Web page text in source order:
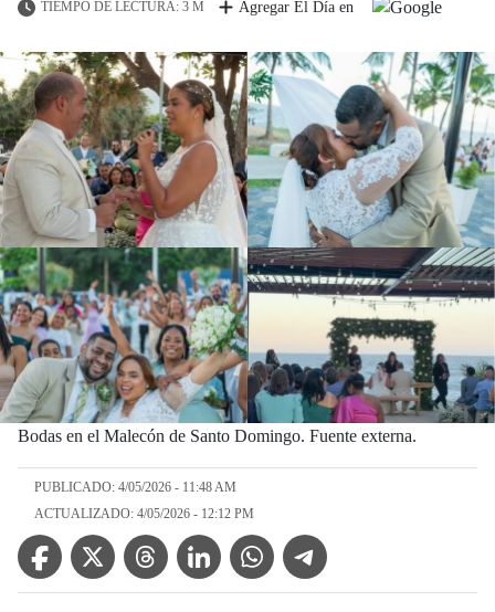
TIEMPO DE LECTURA: 3 M Agregar El Día en
Bodas en el Malecón de Santo Domingo. Fuente externa.
PUBLICADO: 4/05/2026 - 11:48 AM
ACTUALIZADO: 4/05/2026 - 12:12 PM
Facebook IconTwitter IconThreads IconLinkedin IconWhatsApp IconTelegram Icon